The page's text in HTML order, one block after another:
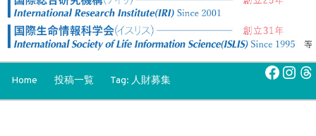
Home 投稿一覧 Tag: 人財募集